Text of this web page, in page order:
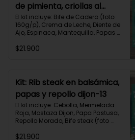
de pimienta, criollas al
romero y verduras-105
El kit incluye: Bife de Cadera (foto
160g/p), Crema de Leche, Diente de
Ajo, Espinaca, Mantequilla, Papas
Fresco, Zanahoria, Receta Impresa.
$21.900
Kit: Rib steak en balsámica,
papas y repollo dijon-13
El kit incluye: Cebolla, Mermelada
Roja, Mostaza Dijon, Papa Pastusa,
Repollo Morado, Bife steak (foto
Balsámico, Vinagre de Vino Blanco,
$21.900